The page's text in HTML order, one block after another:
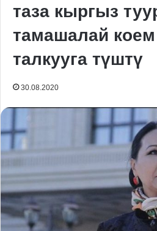
таза кыргыз
тамашалай
талкууга түштү
30.08.2020